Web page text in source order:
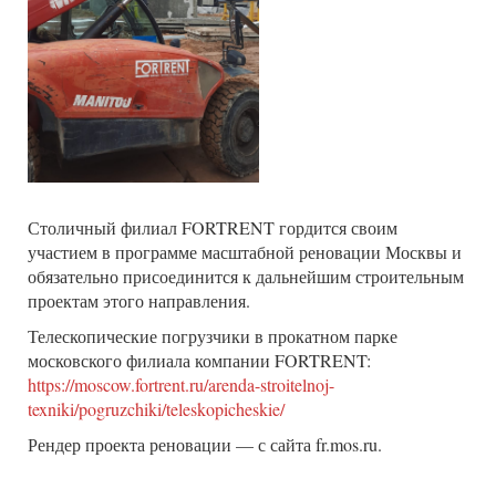
Столичный филиал FORTRENT гордится своим
участием в программе масштабной реновации Москвы и
обязательно присоединится к дальнейшим строительным
проектам этого направления.
Телескопические погрузчики в прокатном парке
московского филиала компании FORTRENT:
https://moscow.fortrent.ru/arenda-stroitelnoj-
texniki/pogruzchiki/teleskopicheskie/
Рендер проекта реновации — с сайта fr.mos.ru.